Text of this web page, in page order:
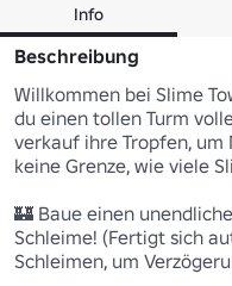
Info
Beschreibung
Willkommen bei Slime
du einen tollen Turm
verkauf ihre Tropfen, um
keine Grenze, wie viele
🏰 Baue einen
Schleime! (Fertigt sich
Schleimen, um